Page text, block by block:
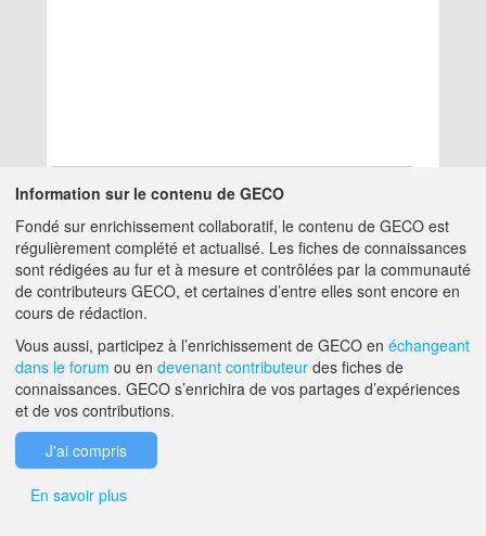
Aucun résultat
A PROPOS DE GECO AIDE
F.A.Q. NOUS CONTACTER
Information sur le contenu de GECO
Fondé sur enrichissement collaboratif, le contenu de GECO est
régulièrement complété et actualisé. Les fiches de connaissances
sont rédigées au fur et à mesure et contrôlées par la communauté
de contributeurs GECO, et certaines d’entre elles sont encore en
cours de rédaction.
Vous aussi, participez à l’enrichissement de GECO en échangeant
dans le forum ou en devenant contributeur des fiches de
connaissances. GECO s’enrichira de vos partages d’expériences
et de vos contributions.
J'ai compris
En savoir plus